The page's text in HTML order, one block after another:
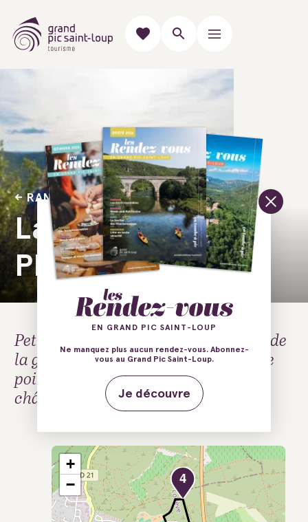
RANDONNÉES PÉDESTRES
La Fontanaride
PR®
Petite balade courte dans les odeurs de
la garrigue, pour découvrir un large
point de vue, du pic Saint-Loup au
château de Castries et à la mer.
4
+
−
EN GRAND PIC SAINT-LOUP
Ne manquez plus aucun rendez-vous. Abonnez-
vous au Grand Pic Saint-Loup.
Je découvre